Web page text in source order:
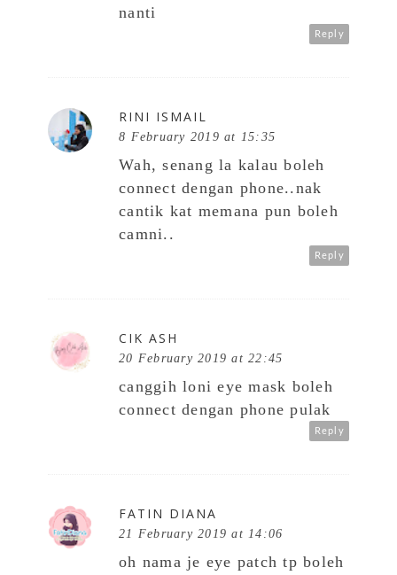
nanti
Reply
RINI ISMAIL
8 February 2019 at 15:35
Wah, senang la kalau boleh
connect dengan phone..nak
cantik kat memana pun boleh
camni..
Reply
CIK ASH
20 February 2019 at 22:45
canggih loni eye mask boleh
connect dengan phone pulak
Reply
FATIN DIANA
21 February 2019 at 14:06
oh nama je eye patch tp boleh